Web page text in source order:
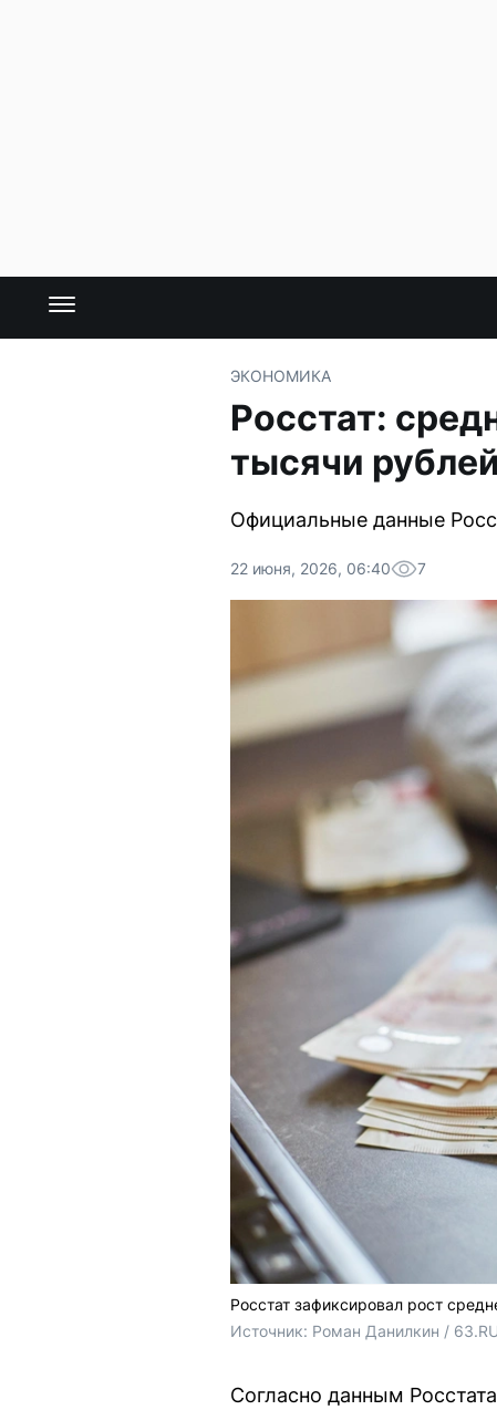
ЭКОНОМИКА
Росстат:
тысячи рублей
Официальные данные
22 июня, 2026, 06:40 7
Росстат зафиксировал рост
Источник: Роман Данилкин / 63.RU
Согласно данным